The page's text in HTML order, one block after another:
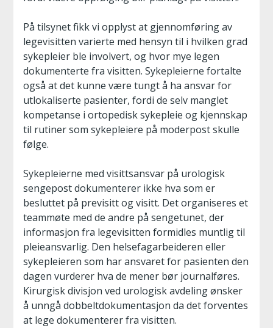
På tilsynet fikk vi opplyst at gjennomføring av
legevisitten varierte med hensyn til i hvilken grad
sykepleier ble involvert, og hvor mye legen
dokumenterte fra visitten. Sykepleierne fortalte
også at det kunne være tungt å ha ansvar for
utlokaliserte pasienter, fordi de selv manglet
kompetanse i ortopedisk sykepleie og kjennskap
til rutiner som sykepleiere på moderpost skulle
følge.
Sykepleierne med visittsansvar på urologisk
sengepost dokumenterer ikke hva som er
besluttet på previsitt og visitt. Det organiseres et
teammøte med de andre på sengetunet, der
informasjon fra legevisitten formidles muntlig til
pleieansvarlig. Den helsefagarbeideren eller
sykepleieren som har ansvaret for pasienten den
dagen vurderer hva de mener bør journalføres.
Kirurgisk divisjon ved urologisk avdeling ønsker
å unngå dobbeltdokumentasjon da det forventes
at lege dokumenterer fra visitten.